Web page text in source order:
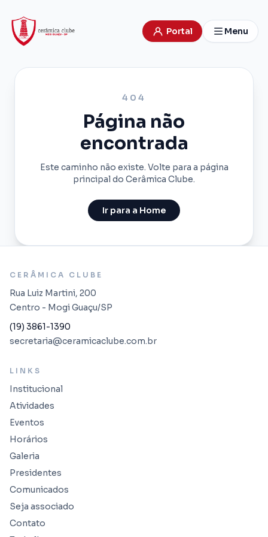
Portal Menu
404
Página não
encontrada
Este caminho não existe. Volte para a página
principal do Cerâmica Clube.
Ir para a Home
CERÂMICA CLUBE
Rua Luiz Martini, 200
Centro - Mogi Guaçu/SP
(19) 3861-1390
secretaria@ceramicaclube.com.br
LINKS
Institucional
Atividades
Eventos
Horários
Galeria
Presidentes
Comunicados
Seja associado
Contato